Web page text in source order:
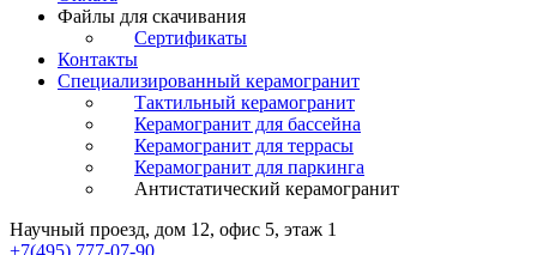
Файлы для скачивания
Сертификаты
Контакты
Специализированный керамогранит
Тактильный керамогранит
Керамогранит для бассейна
Керамогранит для террасы
Керамогранит для паркинга
Антистатический керамогранит
Научный проезд, дом 12, офис 5, этаж 1
+7(495) 777-07-90